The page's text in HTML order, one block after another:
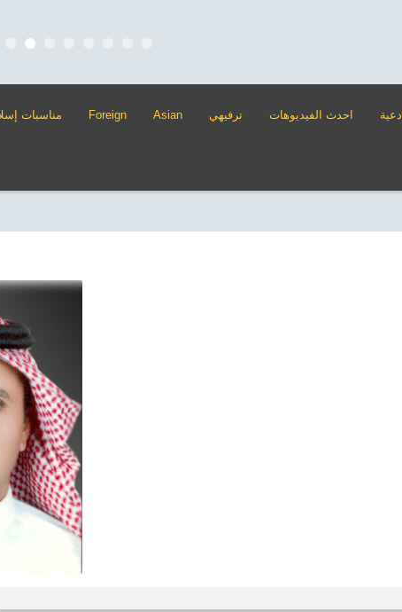
ادعية احدث الفيديوهات ترفيهي Asian
Foreign مناسبات